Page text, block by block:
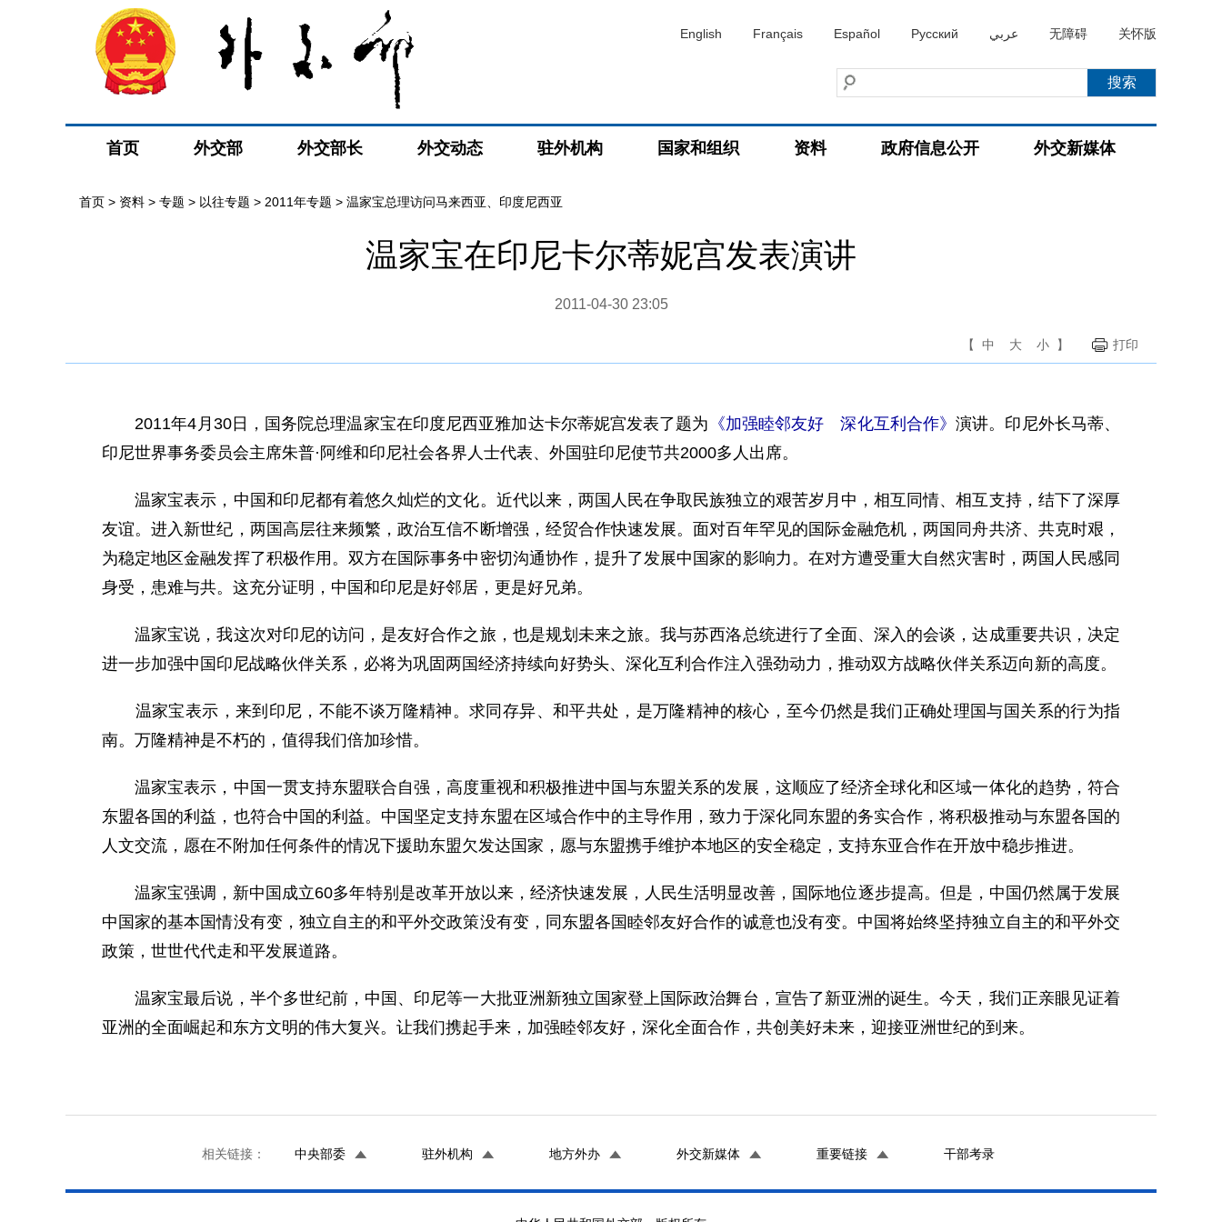
English Français Español Русский عربي 无障碍 关怀版
首页 外交部 外交部长 外交动态 驻外机构 国家和组织 资料 政府信息公开 外交新媒体
首页 > 资料 > 专题 > 以往专题 > 2011年专题 > 温家宝总理访问马来西亚、印度尼西亚
温家宝在印尼卡尔蒂妮宫发表演讲
2011-04-30 23:05
【 中 大 小 】 打印
2011年4月30日，国务院总理温家宝在印度尼西亚雅加达卡尔蒂妮宫发表了题为 《加强睦邻友好 深化互利合作》演讲。印尼外长马蒂、
印尼世界事务委员会主席朱普·阿维和印尼社会各界人士代表、外国驻印尼使节共2000多人出席。
温家宝表示，中国和印尼都有着悠久灿烂的文化。近代以来，两国人民在争取民族独立的艰苦岁月中，相互同情、相互支持，结下了深厚
友谊。进入新世纪，两国高层往来频繁，政治互信不断增强，经贸合作快速发展。面对百年罕见的国际金融危机，两国同舟共济、共克时艰，
为稳定地区金融发挥了积极作用。双方在国际事务中密切沟通协作，提升了发展中国家的影响力。在对方遭受重大自然灾害时，两国人民感同
身受，患难与共。这充分证明，中国和印尼是好邻居，更是好兄弟。
温家宝说，我这次对印尼的访问，是友好合作之旅，也是规划未来之旅。我与苏西洛总统进行了全面、深入的会谈，达成重要共识，决定
进一步加强中国印尼战略伙伴关系，必将为巩固两国经济持续向好势头、深化互利合作注入强劲动力，推动双方战略伙伴关系迈向新的高度。
温家宝表示，来到印尼，不能不谈万隆精神。求同存异、和平共处，是万隆精神的核心，至今仍然是我们正确处理国与国关系的行为指
南。万隆精神是不朽的，值得我们倍加珍惜。
温家宝表示，中国一贯支持东盟联合自强，高度重视和积极推进中国与东盟关系的发展，这顺应了经济全球化和区域一体化的趋势，符合
东盟各国的利益，也符合中国的利益。中国坚定支持东盟在区域合作中的主导作用，致力于深化同东盟的务实合作，将积极推动与东盟各国的
人文交流，愿在不附加任何条件的情况下援助东盟欠发达国家，愿与东盟携手维护本地区的安全稳定，支持东亚合作在开放中稳步推进。
温家宝强调，新中国成立60多年特别是改革开放以来，经济快速发展，人民生活明显改善，国际地位逐步提高。但是，中国仍然属于发展
中国家的基本国情没有变，独立自主的和平外交政策没有变，同东盟各国睦邻友好合作的诚意也没有变。中国将始终坚持独立自主的和平外交
政策，世世代代走和平发展道路。
温家宝最后说，半个多世纪前，中国、印尼等一大批亚洲新独立国家登上国际政治舞台，宣告了新亚洲的诞生。今天，我们正亲眼见证着
亚洲的全面崛起和东方文明的伟大复兴。让我们携起手来，加强睦邻友好，深化全面合作，共创美好未来，迎接亚洲世纪的到来。
相关链接： 中央部委 驻外机构 地方外办 外交新媒体 重要链接 干部考录